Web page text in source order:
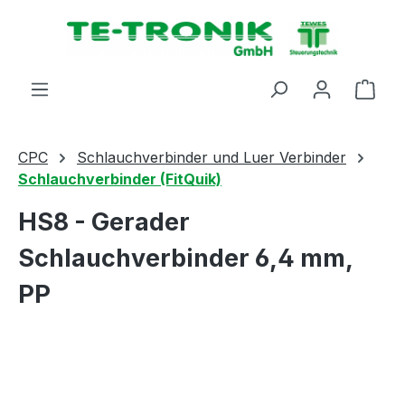
springen
CPC
Schlauchverbinder und Luer Verbinder
Schlauchverbinder (FitQuik)
HS8 - Gerader
Schlauchverbinder 6,4 mm,
PP